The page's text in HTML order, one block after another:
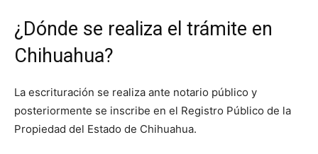
¿Dónde se realiza el trámite en
Chihuahua?
La escrituración se realiza ante notario público y
posteriormente se inscribe en el Registro Público de la
Propiedad del Estado de Chihuahua.